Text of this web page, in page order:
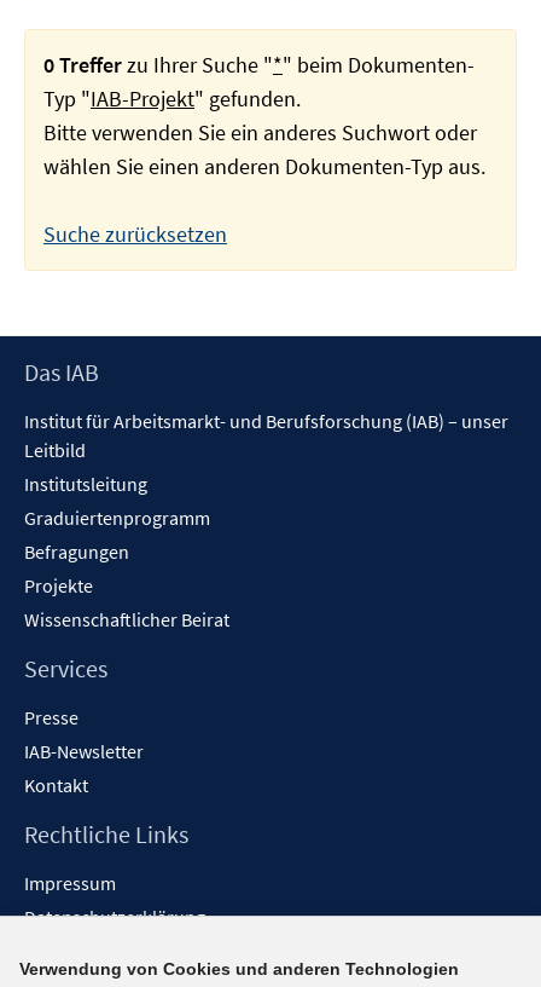
0 Trefferzu Ihrer Suche "*" beim Dokumenten-
Typ "IAB-Projekt" gefunden.
Bitte verwenden Sie ein anderes Suchwort oder
wählen Sie einen anderen Dokumenten-Typ aus.
Suche zurücksetzen
Footer
Das IAB
Institut für Arbeitsmarkt- und Berufsforschung (IAB) – unser
Leitbild
Institutsleitung
Graduiertenprogramm
Befragungen
Projekte
Wissenschaftlicher Beirat
Services
Presse
IAB-Newsletter
Kontakt
Rechtliche Links
Impressum
Datenschutzerklärung
Verwendung von Cookies und anderen Technologien